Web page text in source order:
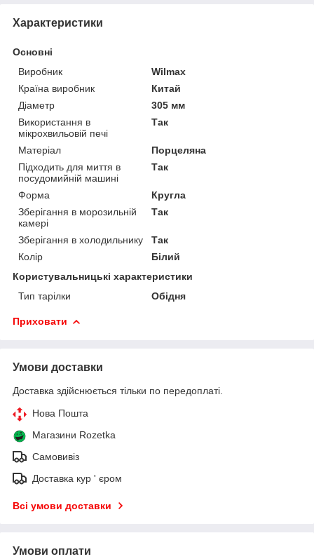
Характеристики
Основні
Виробник
Wilmax
Країна виробник
Китай
Діаметр
305 мм
Використання в
мікрохвильовій печі
Так
Матеріал
Порцеляна
Підходить для миття в
посудомийній машині
Так
Форма
Кругла
Зберігання в морозильній
камері
Так
Зберігання в холодильнику
Так
Колір
Білий
Користувальницькі характеристики
Тип тарілки
Обідня
Приховати
Умови доставки
Доставка здійснюється тільки по передоплаті.
Нова Пошта
Магазини Rozetka
Самовивіз
Доставка кур ' єром
Всі умови доставки
Умови оплати